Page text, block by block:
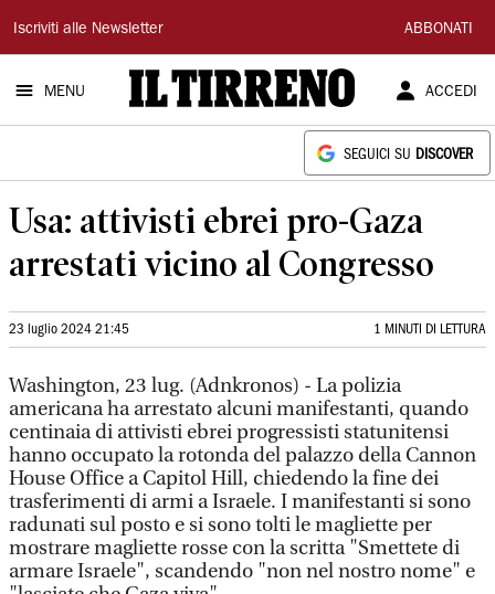
Il
Tirreno
Iscriviti alle Newsletter ABBONATI
MENU ACCEDI
SEGUICI SU DISCOVER
Usa: attivisti ebrei pro-Gaza
arrestati vicino al Congresso
23 luglio 2024 21:45 1 MINUTI DI LETTURA
Washington, 23 lug. (Adnkronos) - La polizia
americana ha arrestato alcuni manifestanti, quando
centinaia di attivisti ebrei progressisti statunitensi
hanno occupato la rotonda del palazzo della Cannon
House Office a Capitol Hill, chiedendo la fine dei
trasferimenti di armi a Israele. I manifestanti si sono
radunati sul posto e si sono tolti le magliette per
mostrare magliette rosse con la scritta "Smettete di
armare Israele", scandendo "non nel nostro nome" e